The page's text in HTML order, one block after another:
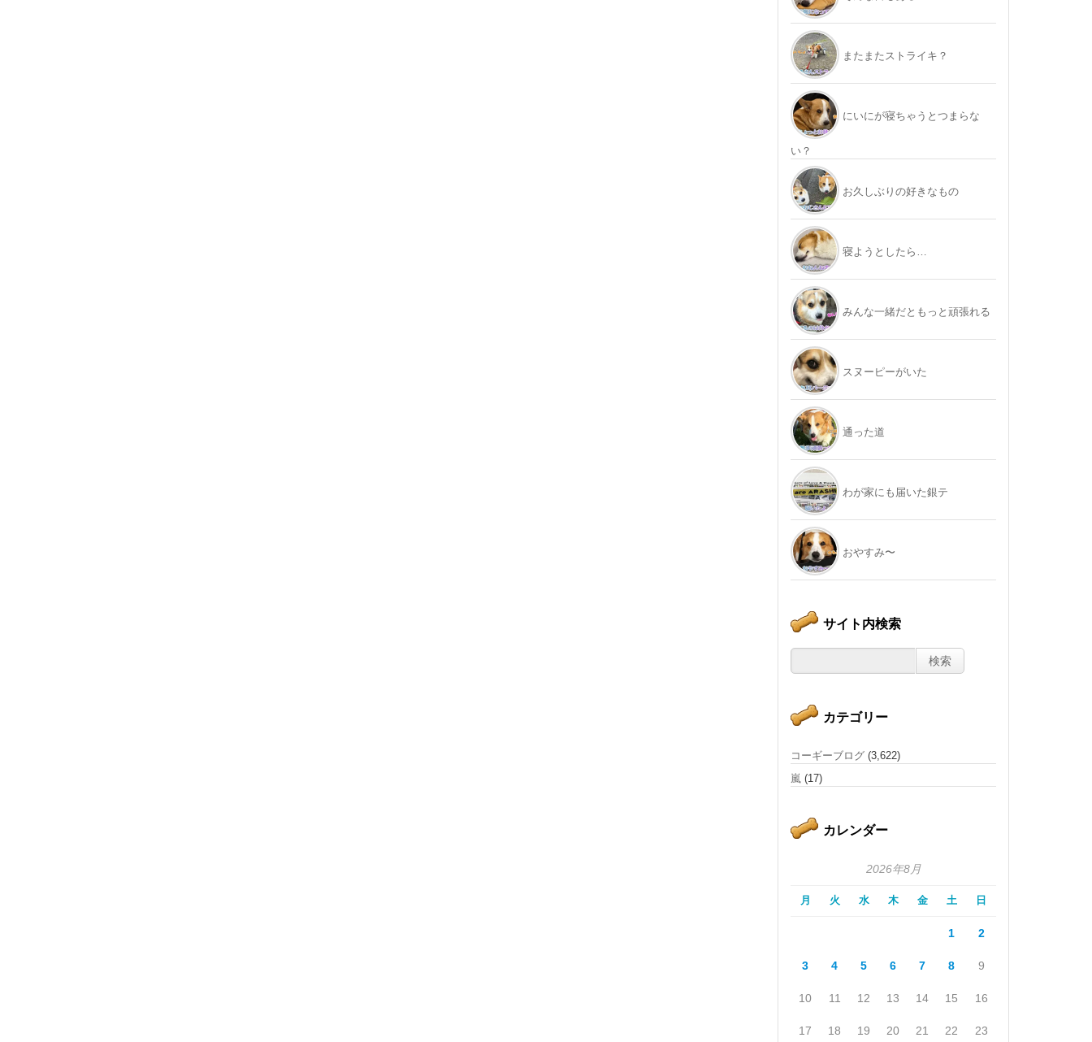
またまたストライキ？
にいにが寝ちゃうとつまらな
い？
お久しぶりの好きなもの
寝ようとしたら…
みんな一緒だともっと頑張れる
スヌーピーがいた
通った道
わが家にも届いた銀テ
おやすみ〜
サイト内検索
カテゴリー
コーギーブログ (3,622)
嵐 (17)
カレンダー
2026年8月
月 火 水 木 金 土 日
1 2
3 4 5 6 7 8 9
10 11 12 13 14 15 16
17 18 19 20 21 22 23